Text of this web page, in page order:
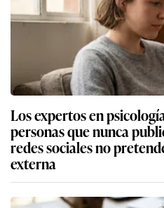
Los expertos en
personas que nunca
redes sociales no
externa